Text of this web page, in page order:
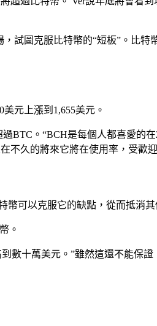
試圖克服比特幣的“短板”。比特
元上漲到1,655美元。
BTC。“BCH是每個人都喜愛的在
不久的將來它將在使用率，受歡
幣可以克服它的缺點，從而抵消
。
數十萬美元。”雖然這還不能保證